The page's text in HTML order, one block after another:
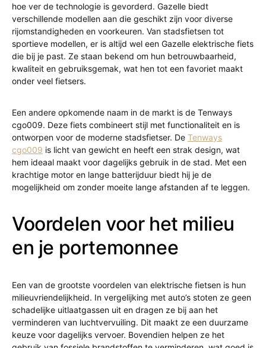
hoe ver de technologie is gevorderd. Gazelle biedt
verschillende modellen aan die geschikt zijn voor diverse
rijomstandigheden en voorkeuren. Van stadsfietsen tot
sportieve modellen, er is altijd wel een Gazelle elektrische fiets
die bij je past. Ze staan bekend om hun betrouwbaarheid,
kwaliteit en gebruiksgemak, wat hen tot een favoriet maakt
onder veel fietsers.
Een andere opkomende naam in de markt is de Tenways
cgo009. Deze fiets combineert stijl met functionaliteit en is
ontworpen voor de moderne stadsfietser. De Tenways
cgo009 is licht van gewicht en heeft een strak design, wat
hem ideaal maakt voor dagelijks gebruik in de stad. Met een
krachtige motor en lange batterijduur biedt hij je de
mogelijkheid om zonder moeite lange afstanden af te leggen.
Voordelen voor het milieu
en je portemonnee
Een van de grootste voordelen van elektrische fietsen is hun
milieuvriendelijkheid. In vergelijking met auto’s stoten ze geen
schadelijke uitlaatgassen uit en dragen ze bij aan het
verminderen van luchtvervuiling. Dit maakt ze een duurzame
keuze voor dagelijks vervoer. Bovendien helpen ze het